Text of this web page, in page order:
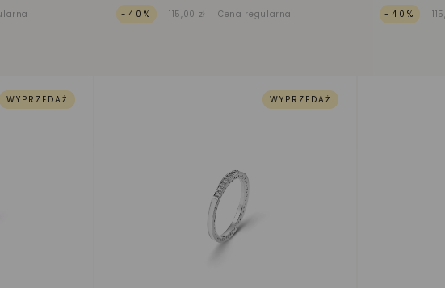
-40%
115,00 zł Cena regularna
-40%
WYPRZEDAŻ WYPRZEDAŻ